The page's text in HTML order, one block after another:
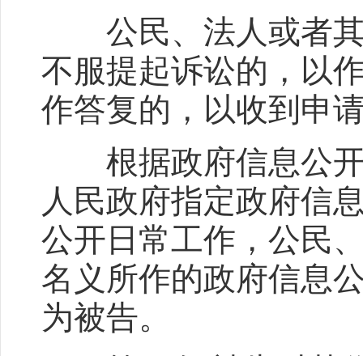
公民、法人或者其
不服提起诉讼的，以
作答复的，以收到申
根据政府信息公开
人民政府指定政府信
公开日常工作，公民
名义所作的政府信息
为被告。